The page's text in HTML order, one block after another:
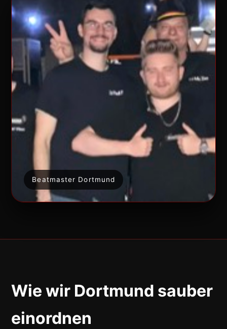
Beatmaster Dortmund
Wie wir Dortmund sauber
einordnen